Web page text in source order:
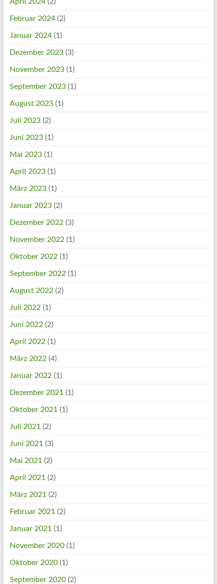
Februar 2024(2)
Januar 2024(1)
Dezember 2023(3)
November 2023(1)
September 2023(1)
August 2023(1)
Juli 2023(2)
Juni 2023(1)
Mai 2023(1)
April 2023(1)
März 2023(1)
Januar 2023(2)
Dezember 2022(3)
November 2022(1)
Oktober 2022(1)
September 2022(1)
August 2022(2)
Juli 2022(1)
Juni 2022(2)
April 2022(1)
März 2022(4)
Januar 2022(1)
Dezember 2021 (1)
Oktober 2021 (1)
Juli 2021 (2)
Juni 2021 (3)
Mai 2021 (2)
April 2021 (2)
März 2021 (2)
Februar 2021 (2)
Januar 2021 (1)
November 2020(1)
Oktober 2020(1)
September 2020(2)